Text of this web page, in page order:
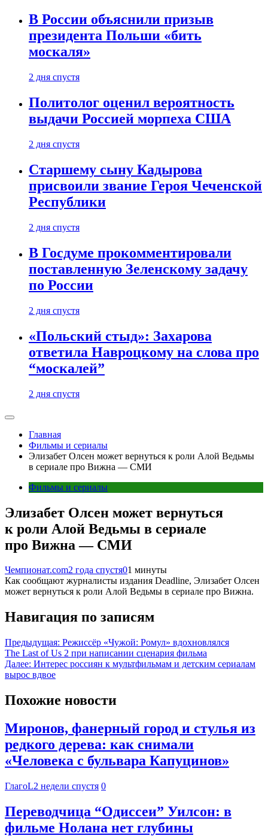
В России объяснили призыв
президента Польши «бить
москаля»
2 дня спустя
Политолог оценил вероятность
выдачи Россией морпеха США
2 дня спустя
Старшему сыну Кадырова
присвоили звание Героя Чеченской
Республики
2 дня спустя
В Госдуме прокомментировали
поставленную Зеленскому задачу
по России
2 дня спустя
«Польский стыд»: Захарова
ответила Навроцкому на слова про
“москалей”
2 дня спустя
Главная
Фильмы и сериалы
Элизабет Олсен может вернуться к роли Алой Ведьмы
в сериале про Вижна — СМИ
Фильмы и сериалы
Элизабет Олсен может вернуться
к роли Алой Ведьмы в сериале
про Вижна — СМИ
Чемпионат.com2 года спустя01 минуты
Как сообщают журналисты издания Deadline, Элизабет Олсен
может вернуться к роли Алой Ведьмы в сериале про Вижна.
Навигация по записям
Предыдущая: Режиссёр «Чужой: Ромул» вдохновлялся
The Last of Us 2 при написании сценария фильма
Далее: Интерес россиян к мультфильмам и детским сериалам
вырос вдвое
Похожие новости
Миронов, фанерный город и стулья из
редкого дерева: как снимали
«Человека с бульвара Капуцинов»
ГлагоL2 недели спустя 0
Переводчица “Одиссеи” Уилсон: в
фильме Нолана нет глубины